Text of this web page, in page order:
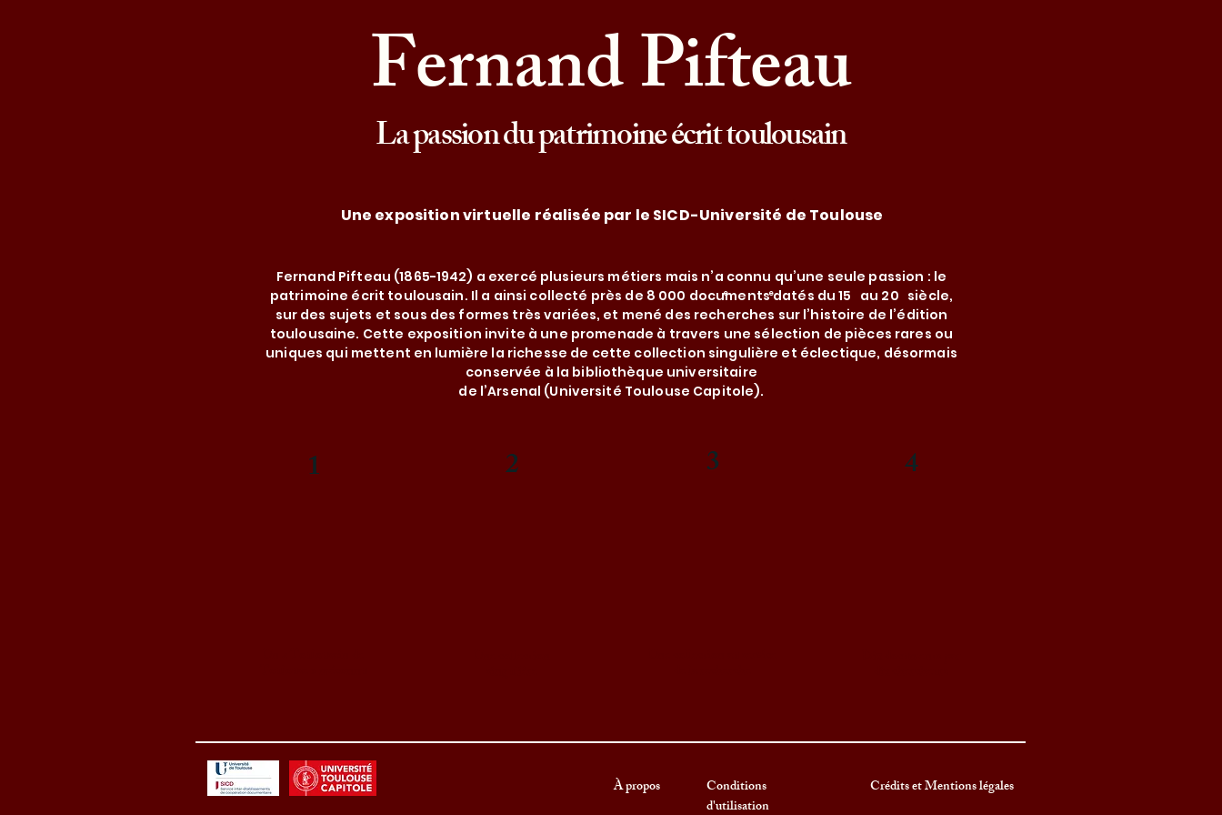
Fernand Pifteau
La passion du patrimoine écrit toulousain
Une exposition virtuelle réalisée par le SICD-Université de Toulouse
Fernand Pifteau (1865-1942) a exercé plusieurs métiers mais n’a connu qu’une seule passion : le
patrimoine écrit toulousain. Il a ainsi collecté près de 8 000 documents datés du 15 au 20 siècle,
sur des sujets et sous des formes très variées, et mené des recherches sur l’histoire de l’édition
toulousaine. Cette exposition invite à une promenade à travers une sélection de pièces rares ou
uniques qui mettent en lumière la richesse de cette collection singulière et éclectique, désormais
conservée à la bibliothèque universitaire
de l’Arsenal (Université Toulouse Capitole).
e
e
1 2 3 4
À propos
Conditions
d'utilisation
Crédits et Mentions légales